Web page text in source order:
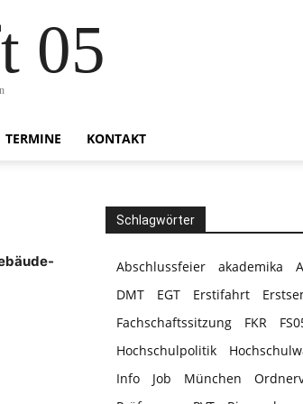
05
TERMINE KONTAKT
Schlagwörter
Abschlussfeier akademika
DMT
EGT Erstifahrt
Fachschaftssitzung
FKR
Hochschulpolitik
Info
Job München